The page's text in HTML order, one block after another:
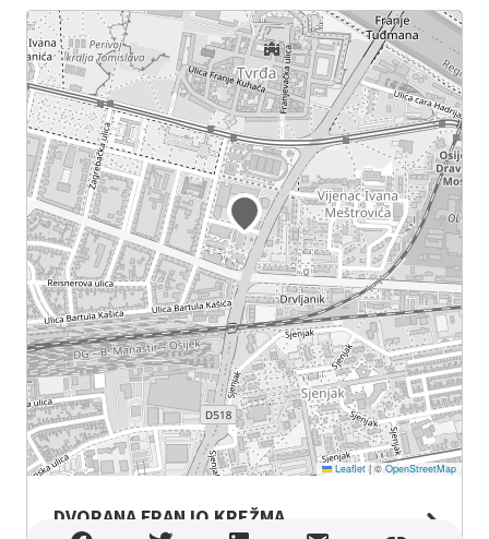
Leaflet |©OpenStreetMap
DVORANA FRANJO KREŽMA